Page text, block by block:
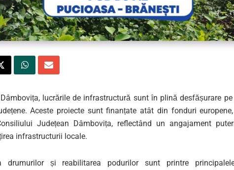
Dâmbovița, lucrările de infrastructură sunt în plină desfășurare
Aceste proiecte sunt finanțate atât din fonduri
Județean Dâmbovița, reflectând un angajament
infrastructurii locale.
drumurilor și reabilitarea podurilor sunt printre